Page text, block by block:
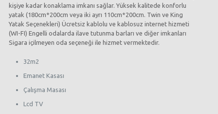
kişiye kadar konaklama imkanı sağlar. Yüksek kalitede konforlu
yatak (180cm*200cm veya iki ayrı 110cm*200cm. Twin ve King
Yatak Seçenekleri) Ücretsiz kablolu ve kablosuz internet hizmeti
(WI-FI) Engelli odalarda ilave tutunma barları ve diğer imkanları
Sigara içilmeyen oda seçeneği ile hizmet vermektedir.
32m2
Emanet Kasası
Çalışma Masası
Lcd TV